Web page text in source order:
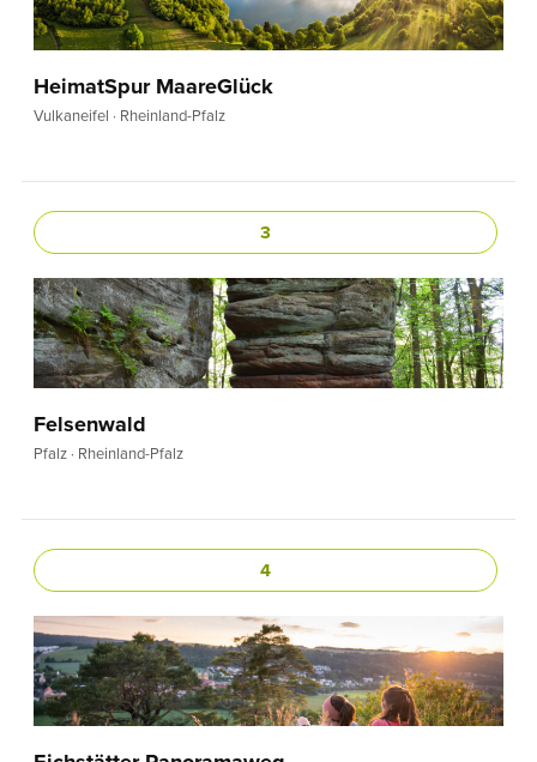
HeimatSpur MaareGlück
Vulkaneifel · Rheinland-Pfalz
3
Felsenwald
Pfalz · Rheinland-Pfalz
4